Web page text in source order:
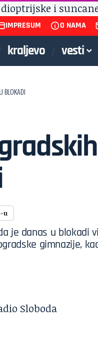
IMPRESUM O NAMA
kraljevo vesti
BLOKADI
u
je danas u blokadi
gimnazije,